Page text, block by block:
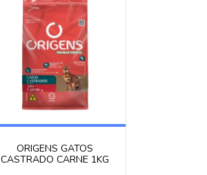
ORIGENS GATOS
CASTRADO CARNE 1KG